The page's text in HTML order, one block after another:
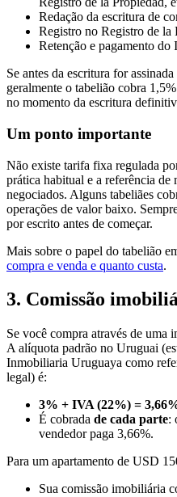
Redação da escritura de
Registro no Registro de la
Retenção e pagamento
Se antes da escritura for
geralmente o tabelião cobra
no momento da escritura
Um ponto importante
Não existe tarifa fixa regulada
prática habitual e a referência de
negociados. Alguns tabeliães
operações de valor baixo.
por escrito antes de começar.
Mais sobre o papel do tabelião
compra e venda e quanto custa.
3. Comissão
Se você compra através de
A alíquota padrão no Uruguai
Inmobiliaria Uruguaya como
legal) é:
3% + IVA (22%) =
É cobrada de cada parte:
vendedor paga 3,66%.
Para um apartamento de USD
Sua comissão imobiliária